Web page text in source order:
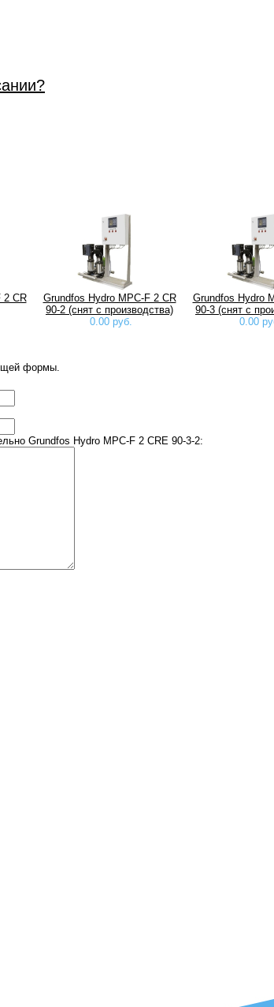
2 CR
Grundfos Hydro MPC-F 2 CR
90-2 (снят с производства)
0.00 руб.
Grundfos Hydro
90-3 (снят с
0.00
формы.
Grundfos Hydro MPC-F 2 CRE 90-3-2: